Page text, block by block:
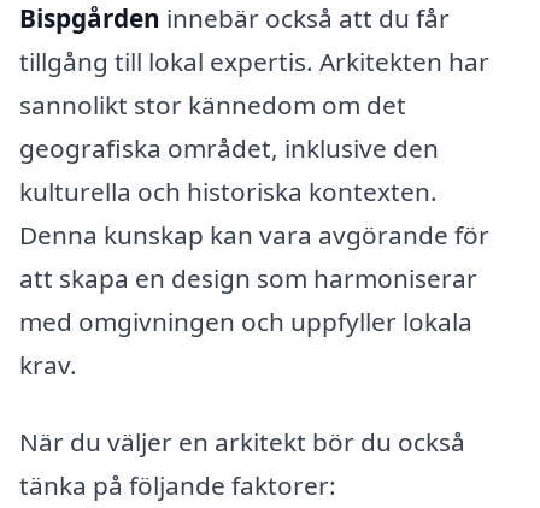
Bispgården innebär också att du får
tillgång till lokal expertis. Arkitekten har
sannolikt stor kännedom om det
geografiska området, inklusive den
kulturella och historiska kontexten.
Denna kunskap kan vara avgörande för
att skapa en design som harmoniserar
med omgivningen och uppfyller lokala
krav.
När du väljer en arkitekt bör du också
tänka på följande faktorer: